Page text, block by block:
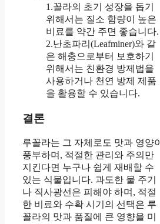
1.꼴라의 초기 성장을 돕기
위해서는 질소 함량이 높은
비료를 약간 주면 좋습니다.
2.난초파리(Leafminer)와 같
은 해충으로부터 보호하기
위해서는 친환경 방제법을
사용하거나 천연 방제 제품
을 활용할 수 있습니다.
결론
루꼴라는 그 자체로도 맛과 영양이
풍부하며, 적절한 관리와 주의만
지킨다면 누구나 쉽게 재배할 수
있는 식물입니다. 과도한 물 주기
나 직사광선은 피해야 하며, 적절
한 비료와 수확 시기의 선택은 루
꼴라의 맛과 품질에 큰 영향을 미